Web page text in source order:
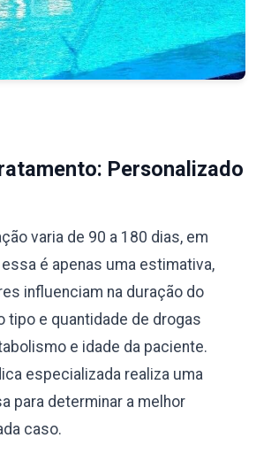
Personalizado
varia de 90 a 180 dias, em
é apenas uma estimativa,
influenciam na duração do
tipo e quantidade de drogas
e idade da paciente.
especializada realiza uma
para determinar a melhor
caso.